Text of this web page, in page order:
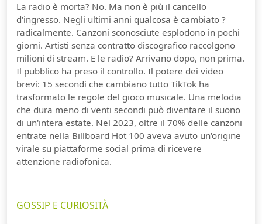
La radio è morta? No. Ma non è più il cancello
d'ingresso. Negli ultimi anni qualcosa è cambiato ?
radicalmente. Canzoni sconosciute esplodono in pochi
giorni. Artisti senza contratto discografico raccolgono
milioni di stream. E le radio? Arrivano dopo, non prima.
Il pubblico ha preso il controllo. Il potere dei video
brevi: 15 secondi che cambiano tutto TikTok ha
trasformato le regole del gioco musicale. Una melodia
che dura meno di venti secondi può diventare il suono
di un'intera estate. Nel 2023, oltre il 70% delle canzoni
entrate nella Billboard Hot 100 aveva avuto un'origine
virale su piattaforme social prima di ricevere
attenzione radiofonica.
GOSSIP E CURIOSITÀ